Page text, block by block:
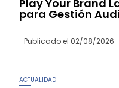
Play Your Brand
para Gestión
Publicado el 02/08/2026
ACTUALIDAD